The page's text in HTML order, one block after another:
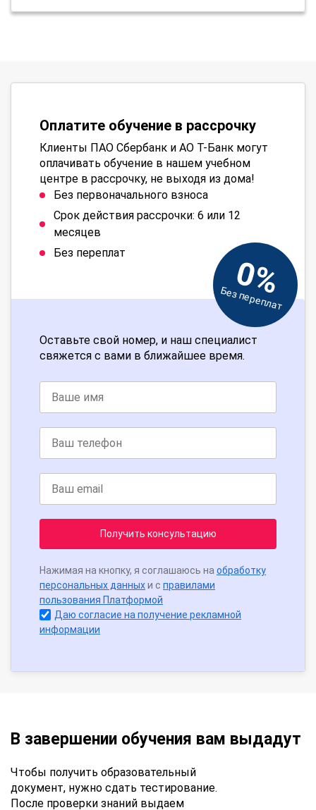
Оплатите обучение в рассрочку
Клиенты ПАО Сбербанк и АО Т-Банк могут
оплачивать обучение в нашем учебном
центре в рассрочку, не выходя из дома!
Без первоначального взноса
Срок действия рассрочки: 6 или 12
месяцев
Без переплат
0%
Без переплат
Оставьте свой номер, и наш специалист
свяжется с вами в ближайшее время.
Получить консультацию
Нажимая на кнопку, я соглашаюсь на обработку
персональных данныхи с правилами
пользования Платформой
Даю согласие на получение рекламной
информации
В завершении обучения вам выдадут
Чтобы получить образовательный
документ, нужно сдать тестирование.
После проверки знаний выдаем